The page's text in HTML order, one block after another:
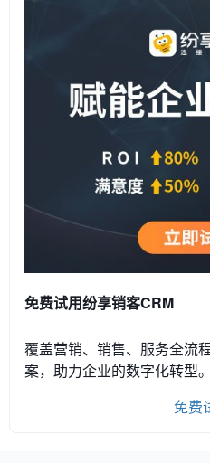
免费试用纷享销客CRM
覆盖营销、销售、服务全流
案，助力企业的数字化转型。
免费